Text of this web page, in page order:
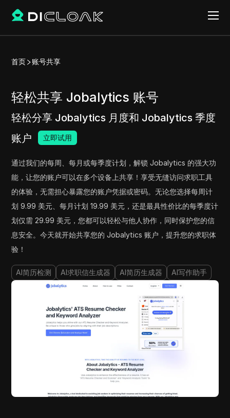
首页 账号共享
轻松共享 Jobalytics 账号
轻松分享 Jobalytics 月度和 Jobalytics 季度
账户
立即试用
通过我们的每周、每月或每季度计划，解锁 Jobalytics 的强大功
能，让您的账户可以在多个设备上共享！享受无缝访问求职工具
的体验，无需担心暴露您的账户凭据或密码。无论您选择每周计
划 9.99 美元、每月计划 19.99 美元，还是最具性价比的每季度计
划仅需 29.99 美元，您都可以轻松与他人协作，同时保护您的信
息安全。今天就开始共享您的 Jobalytics 账户，提升您的求职体
验！
AI简历检测 AI求职信生成器 AI简历生成器 AI写作助手